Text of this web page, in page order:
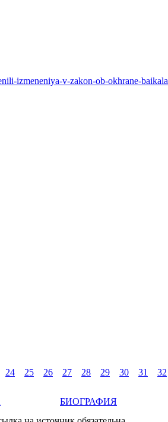
izmeneniya-v-zakon-ob-okhrane-baikala
24 25 26 27 28 29 30 31 32
БИОГРАФИЯ